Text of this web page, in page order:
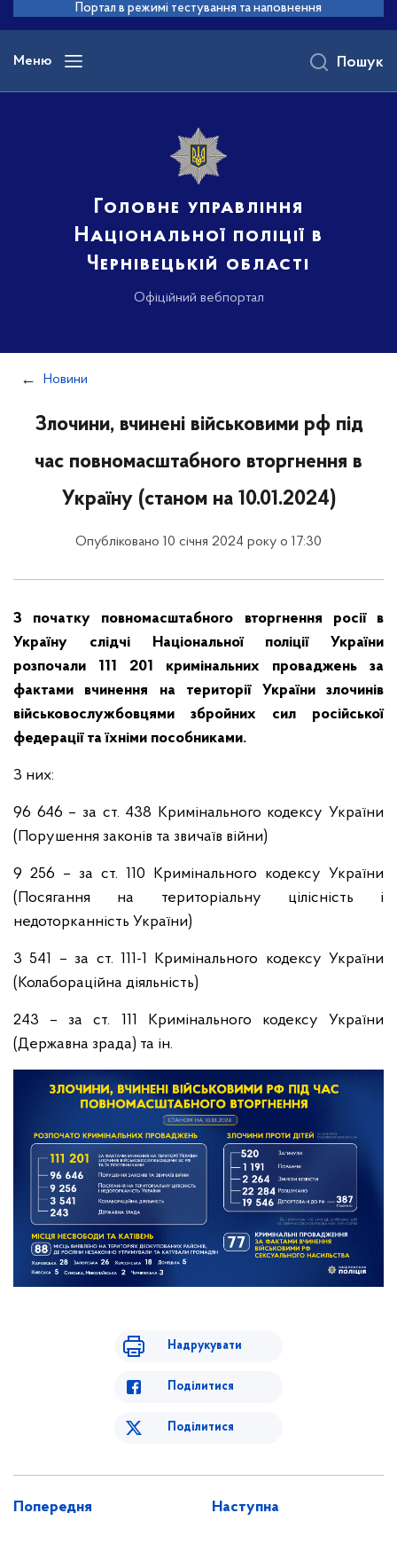
основного
вмісту
Портал в режимі тестування та наповнення
Меню
Головне управління
Національної поліції в
Чернівецькій області
Офіційний вебпортал
Пошук
Новини
Злочини, вчинені військовими рф під
час повномасштабного вторгнення в
Україну (станом на 10.01.2024)
Опубліковано 10 січня 2024 року о 17:30
З початку повномасштабного вторгнення росії в
Україну слідчі Національної поліції України
розпочали 111 201 кримінальних проваджень за
фактами вчинення на території України злочинів
військовослужбовцями збройних сил російської
федерації та їхніми пособниками.
З них:
96 646 – за ст. 438 Кримінального кодексу України
(Порушення законів та звичаїв війни)
9 256 – за ст. 110 Кримінального кодексу України
(Посягання на територіальну цілісність і
недоторканність України)
3 541 – за ст. 111-1 Кримінального кодексу України
(Колабораційна діяльність)
243 – за ст. 111 Кримінального кодексу України
(Державна зрада) та ін.
Надрукувати
Поділитися
Поділитися
Попередня Наступна